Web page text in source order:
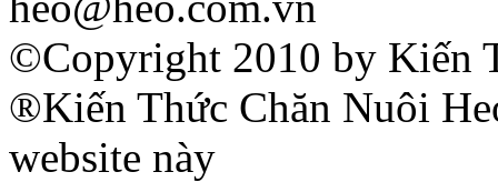
©Copyright 2010 by Kiến
®Kiến Thức Chăn Nuôi
website này